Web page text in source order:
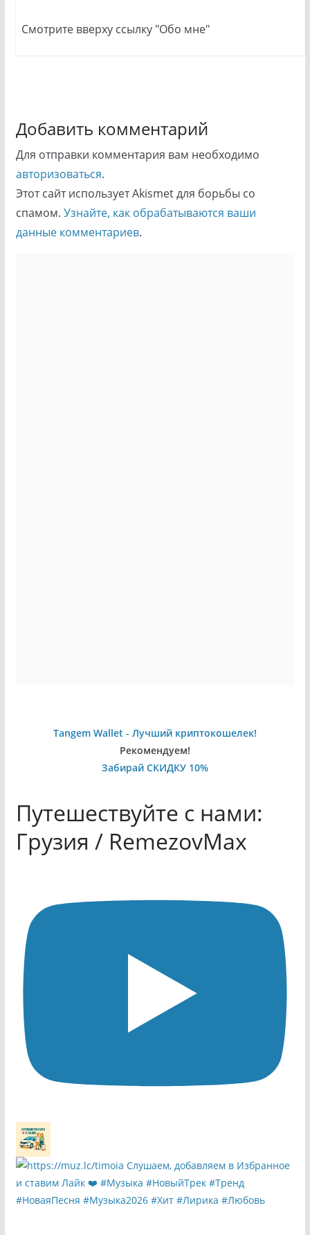
Смотрите вверху ссылку "Обо мне"
Добавить комментарий
Для отправки комментария вам необходимо
авторизоваться.
Этот сайт использует Akismet для борьбы со
спамом. Узнайте, как обрабатываются ваши
данные комментариев.
Tangem Wallet - Лучший криптокошелек!
Рекомендуем!
Забирай СКИДКУ 10%
Путешествуйте с нами:
Грузия / RemezovMax